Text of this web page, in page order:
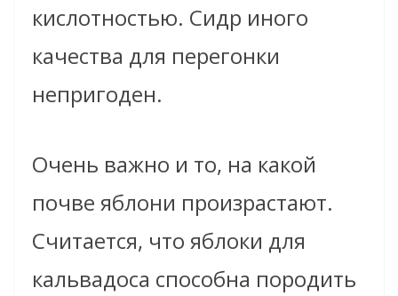
кислотностью. Сидр иного
качества для перегонки
непригоден.
Очень важно и то, на какой
почве яблони произрастают.
Считается, что яблоки для
кальвадоса способна породить